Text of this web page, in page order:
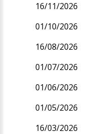
16/11/2026
01/10/2026
16/08/2026
01/07/2026
01/06/2026
01/05/2026
16/03/2026